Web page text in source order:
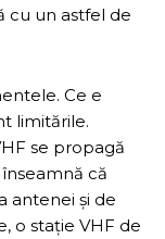
cu un astfel de
Ce e
limitările.
se propagă
că
antenei și de
o stație VHF de